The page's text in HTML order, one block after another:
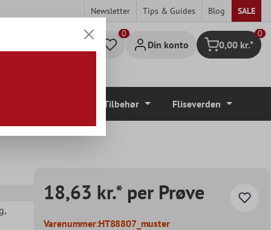
Newsletter Tips & Guides Blog SALE
Din konto Indkøbskurv
0
0,00 kr.*
Tilbehør Fliseverden
,
18,63 kr.* per Prøve
Varenummer:HT88807_muster